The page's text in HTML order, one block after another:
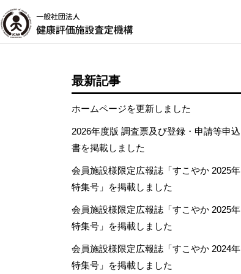
最新記事
ホームページを更新しました
2026年度版 調査票及び登録・申請等申込
書を掲載しました
会員施設様限定広報誌「すこやか 2025年
特集号」を掲載しました
会員施設様限定広報誌「すこやか 2025年
特集号」を掲載しました
会員施設様限定広報誌「すこやか 2024年
特集号」を掲載しました